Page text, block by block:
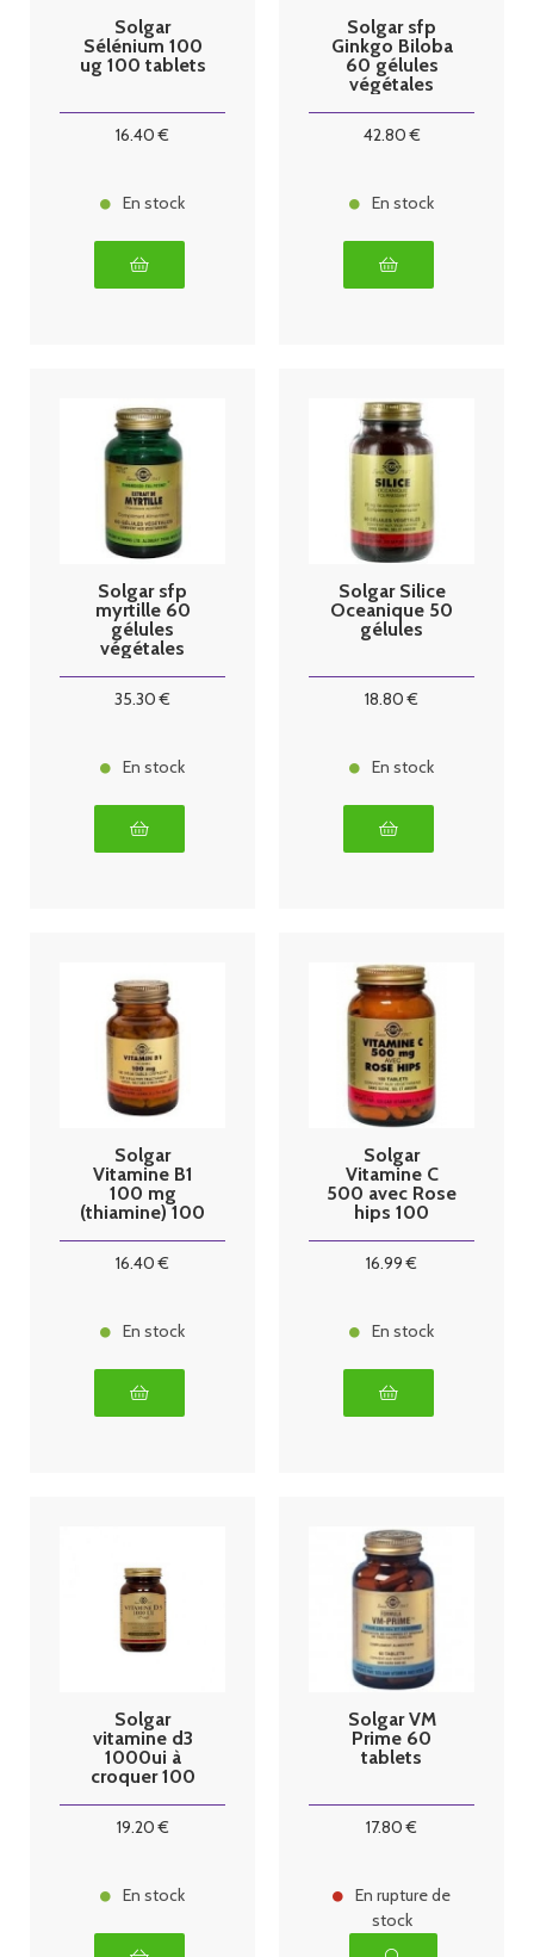
Solgar
Sélénium 100
ug 100 tablets
16.40 €
En stock
Solgar sfp
Ginkgo Biloba
60 gélules
végétales
42.80€
En stock
Solgar sfp
myrtille 60
gélules
végétales
35.30 €
En stock
Solgar Silice
Oceanique 50
gélules
18.80 €
En stock
Solgar
Vitamine B1
100 mg
(thiamine) 100
16.40 €
En stock
Solgar
Vitamine C
500 avec Rose
hips 100
16.99 €
En stock
Solgar
vitamine d3
1000ui à
croquer 100
19.20€
En stock
Solgar VM
Prime 60
tablets
17.80 €
En rupture de
stock